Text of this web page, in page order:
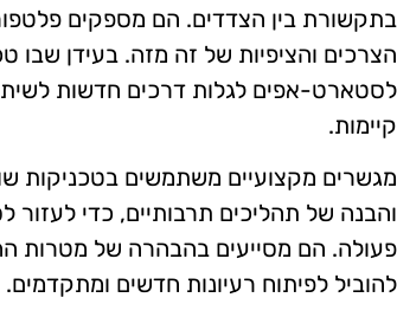
בתקשורת בין הצדדים. הם מספקים
הצרכים והציפיות של זה מזה. בעידן שבו
לסטארט-אפים לגלות דרכים חדשות
קיימות.
מגשרים מקצועיים משתמשים בטכניקות
והבנה של תהליכים תרבותיים, כדי
פעולה. הם מסייעים בהבהרה של מטרות
להוביל לפיתוח רעיונות חדשים ומתקדמים.